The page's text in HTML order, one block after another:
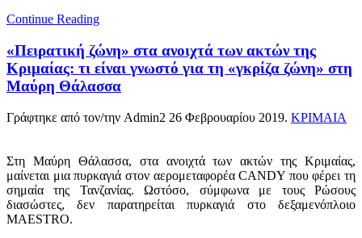
Continue Reading
«Πειρατική ζώνη» στα ανοιχτά των ακτών της
Κριμαίας: τι είναι γνωστό για τη «γκρίζα ζώνη» στη
Μαύρη Θάλασσα
Γράφτηκε από τον/την Admin2 26 Φεβρουαρίου 2019. ΚΡΙΜΑΙΑ
Στη Μαύρη Θάλασσα, στα ανοιχτά των ακτών της Κριμαίας,
μαίνεται μια πυρκαγιά στον αερομεταφορέα CANDY που φέρει τη
σημαία της Τανζανίας. Ωστόσο, σύμφωνα με τους Ρώσους
διασώστες, δεν παρατηρείται πυρκαγιά στο δεξαμενόπλοιο
MAESTRO.